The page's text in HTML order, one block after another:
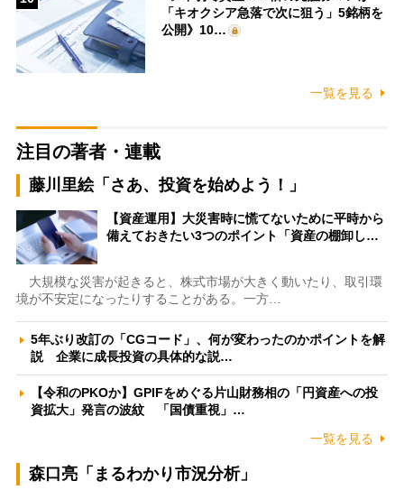
「キオクシア急落で次に狙う」5銘柄を
公開》10…
一覧を見る
注目の著者・連載
藤川里絵「さあ、投資を始めよう！」
【資産運用】大災害時に慌てないために平時から
備えておきたい3つのポイント「資産の棚卸し…
大規模な災害が起きると、株式市場が大きく動いたり、取引環
境が不安定になったりすることがある。一方…
5年ぶり改訂の「CGコード」、何が変わったのかポイントを解
説 企業に成長投資の具体的な説…
【令和のPKOか】GPIFをめぐる片山財務相の「円資産への投
資拡大」発言の波紋 「国債重視」…
一覧を見る
森口亮「まるわかり市況分析」